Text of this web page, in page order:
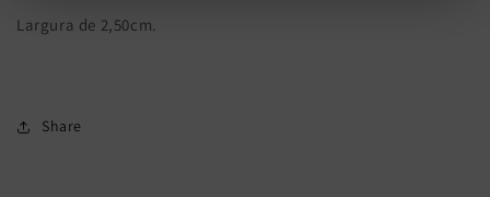
Largura de 2,50cm.
Share